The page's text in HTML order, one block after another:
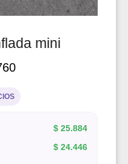
mini
$ 25.884
$ 24.446